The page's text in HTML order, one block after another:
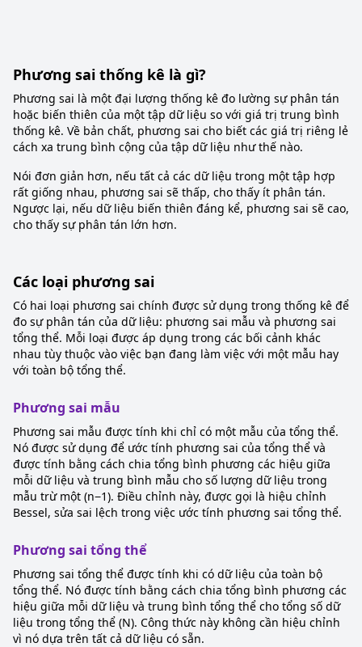
Phương sai thống kê là gì?
Phương sai là một đại lượng thống kê đo lường sự phân tán
hoặc biến thiên của một tập dữ liệu so với giá trị trung bình
thống kê. Về bản chất, phương sai cho biết các giá trị riêng lẻ
cách xa trung bình cộng của tập dữ liệu như thế nào.
Nói đơn giản hơn, nếu tất cả các dữ liệu trong một tập hợp
rất giống nhau, phương sai sẽ thấp, cho thấy ít phân tán.
Ngược lại, nếu dữ liệu biến thiên đáng kể, phương sai sẽ cao,
cho thấy sự phân tán lớn hơn.
Các loại phương sai
Có hai loại phương sai chính được sử dụng trong thống kê để
đo sự phân tán của dữ liệu: phương sai mẫu và phương sai
tổng thể. Mỗi loại được áp dụng trong các bối cảnh khác
nhau tùy thuộc vào việc bạn đang làm việc với một mẫu hay
với toàn bộ tổng thể.
Phương sai mẫu
Phương sai mẫu được tính khi chỉ có một mẫu của tổng thể.
Nó được sử dụng để ước tính phương sai của tổng thể và
được tính bằng cách chia tổng bình phương các hiệu giữa
mỗi dữ liệu và trung bình mẫu cho số lượng dữ liệu trong
mẫu trừ một (n−1). Điều chỉnh này, được gọi là hiệu chỉnh
Bessel, sửa sai lệch trong việc ước tính phương sai tổng thể.
Phương sai tổng thể
Phương sai tổng thể được tính khi có dữ liệu của toàn bộ
tổng thể. Nó được tính bằng cách chia tổng bình phương các
hiệu giữa mỗi dữ liệu và trung bình tổng thể cho tổng số dữ
liệu trong tổng thể (N). Công thức này không cần hiệu chỉnh
vì nó dựa trên tất cả dữ liệu có sẵn.